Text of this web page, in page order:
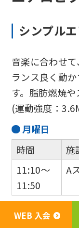
シンプル
音楽に合わせ
ランス良く動
す。脂肪燃焼や
(運動強度：
月曜日
時間
11:10～
11:50
施
A
金曜日
WEB 入会